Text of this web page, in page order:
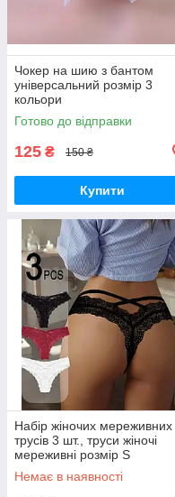
Чокер на шию з бантом
універсальний розмір 3
кольори
Готово до відправки
125 ₴ 150 ₴
Купити
Набір жіночих мереживних
трусів 3 шт., труси жіночі
мереживні розмір S
Немає в наявності